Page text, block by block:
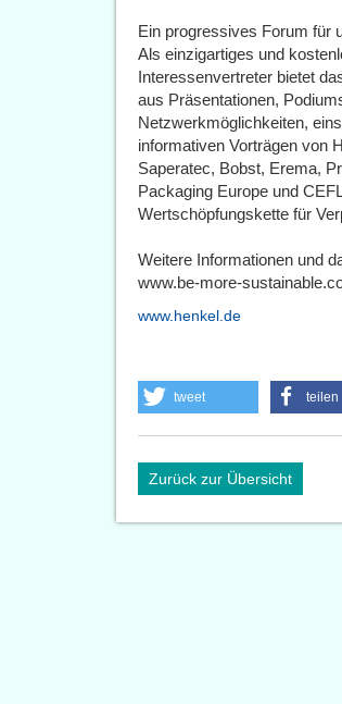
Ein progressives Forum für
Als einzigartiges und
Interessenvertreter bietet
aus Präsentationen,
Netzwerkmöglichkeiten,
informativen Vorträgen von
Saperatec, Bobst, Erema,
Packaging Europe und
Wertschöpfungskette für
Weitere Informationen und
www.be-more-
www.henkel.de
tweet teilen
Zurück zur Übersicht